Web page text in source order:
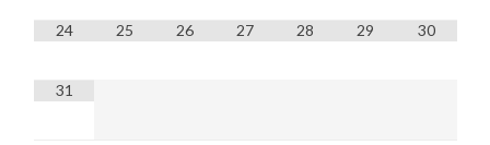
24 25 26 27 28 29 30
31